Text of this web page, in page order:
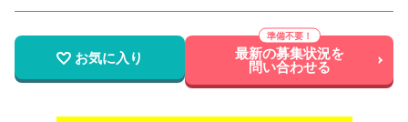
お気に入り 最新の募集状況を
問い合わせる